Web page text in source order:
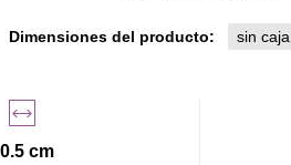
Dimensiones del producto: sin caja
cm